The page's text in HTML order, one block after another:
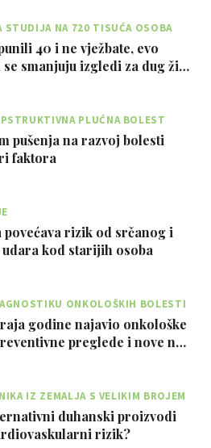
STUDIJA NA 720 TISUĆA OSOBA
40 i ne vježbate, evo
smanjuju izgledi za dug ži…
PLUĆNA BOLEST
pušenja na razvoj bolesti
faktora
povećava rizik od srčanog i
kod starijih osoba
ONKOLOŠKIH BOLESTI
godine najavio onkološke
preglede i nove n…
IZ ZEMALJA S VELIKIM BROJEM
duhanski proizvodi
rizik?